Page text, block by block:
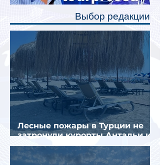
полку во время сна или отдыха,
Выбор редакции
Лесные пожары в Турции не
затронули курорты Антальи и
Муглы